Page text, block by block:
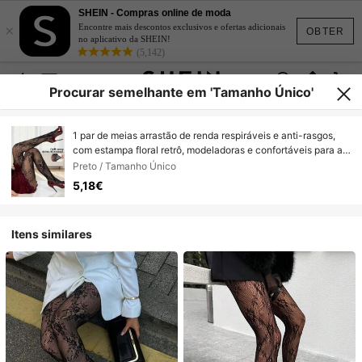
OBTER
×
SHEIN - Compras online de moda
Encontre mais descontos exclusivos e ofertas adicionais
no aplicativo da SHEIN!
(5,142)
Procurar semelhante em 'Tamanho Único'
1 par de meias arrastão de renda respiráveis e anti-rasgos,
com estampa floral retrô, modeladoras e confortáveis para a
pele, ideais para festas e baladas.
Preto / Tamanho Único
5,18€
Itens similares